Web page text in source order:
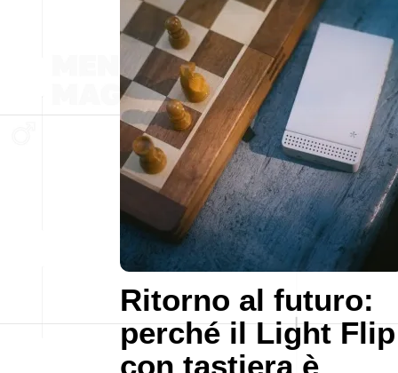
Ritorno al futuro:
perché il Light Flip
con tastiera è